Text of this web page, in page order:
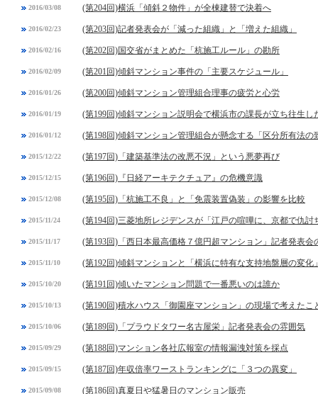
2016/03/08 (第204回)横浜「傾斜２物件」が全棟建替で決着へ
2016/02/23 (第203回)記者発表会が「減った組織」と「増えた組織」
2016/02/16 (第202回)国交省がまとめた「杭施工ルール」の勘所
2016/02/09 (第201回)傾斜マンション事件の「主要スケジュール」
2016/01/26 (第200回)傾斜マンション管理組合理事の疲労と心労
2016/01/19 (第199回)傾斜マンション説明会で横浜市の課長が立ち往生し
2016/01/12 (第198回)傾斜マンション管理組合が懸念する「区分所有法の
2015/12/22 (第197回)「建築基準法の改悪不況」という悪夢再び
2015/12/15 (第196回)『日経アーキテクチュア』の危機意識
2015/12/08 (第195回)「杭施工不良」と「免震装置偽装」の影響を比較
2015/11/24 (第194回)三菱地所レジデンスが「江戸の喧嘩に、京都で仇討
2015/11/17 (第193回)「西日本最高価格７億円超マンション」記者発表会
2015/11/10 (第192回)傾斜マンションと「横浜に特有な支持地盤層の変化
2015/10/20 (第191回)傾いたマンション問題で一番悪いのは誰か
2015/10/13 (第190回)積水ハウス「御園座マンション」の現場で考えたこ
2015/10/06 (第189回)「プラウドタワー名古屋栄」記者発表会の雰囲気
2015/09/29 (第188回)マンション各社広報室の情報漏洩対策を採点
2015/09/15 (第187回)年収倍率ワーストランキングに「３つの異変」
2015/09/08 (第186回)真夏日や猛暑日のマンション販売